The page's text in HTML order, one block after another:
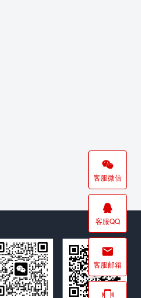

客服微信

客服QQ

客服邮箱
